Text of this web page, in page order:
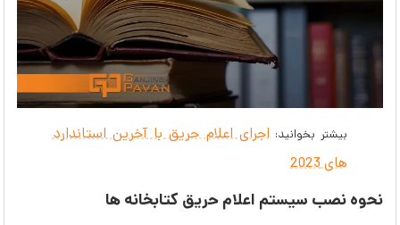
بیشتر بخوانید: اجرای اعلام حریق با آخرین استاندارد
های 2023
نحوه نصب سیستم اعلام حریق کتابخانه ها